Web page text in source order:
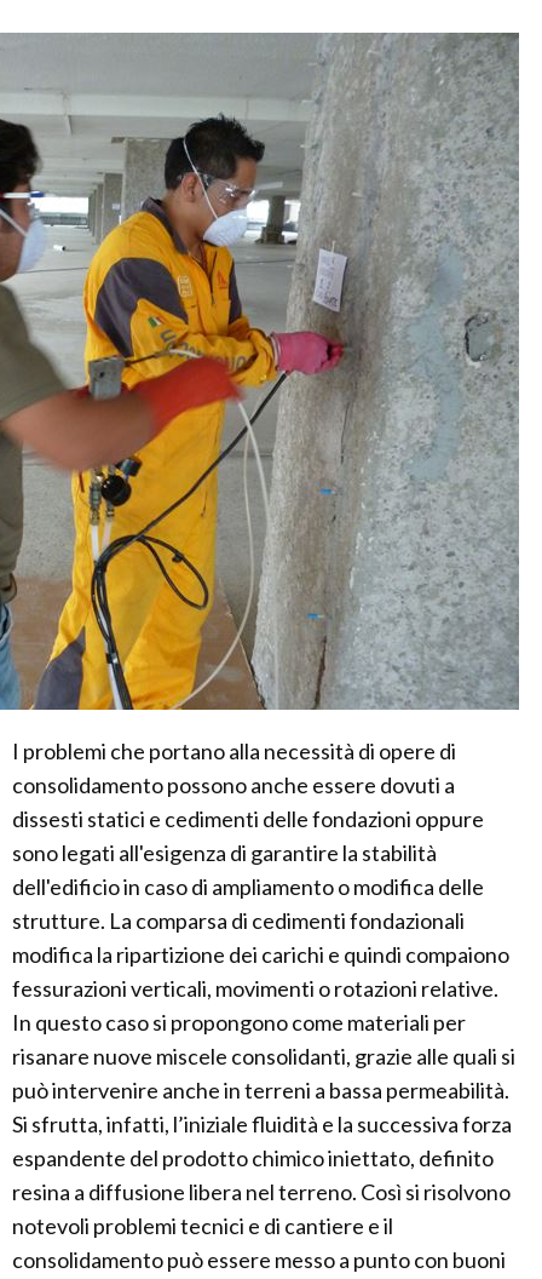
I problemi che portano alla necessità di opere di
consolidamento possono anche essere dovuti a
dissesti statici e cedimenti delle fondazioni oppure
sono legati all'esigenza di garantire la stabilità
dell'edificio in caso di ampliamento o modifica delle
strutture. La comparsa di cedimenti fondazionali
modifica la ripartizione dei carichi e quindi compaiono
fessurazioni verticali, movimenti o rotazioni relative.
In questo caso si propongono come materiali per
risanare nuove miscele consolidanti, grazie alle quali si
può intervenire anche in terreni a bassa permeabilità.
Si sfrutta, infatti, l’iniziale fluidità e la successiva forza
espandente del prodotto chimico iniettato, definito
resina a diffusione libera nel terreno. Così si risolvono
notevoli problemi tecnici e di cantiere e il
consolidamento può essere messo a punto con buoni